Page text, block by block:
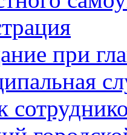
при